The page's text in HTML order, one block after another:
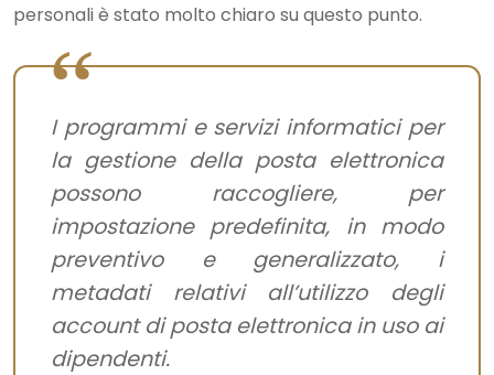
personali è stato molto chiaro su questo punto.
I programmi e servizi informatici per
la gestione della posta elettronica
possono raccogliere, per
impostazione predefinita, in modo
preventivo e generalizzato, i
metadati relativi all’utilizzo degli
account di posta elettronica in uso ai
dipendenti.